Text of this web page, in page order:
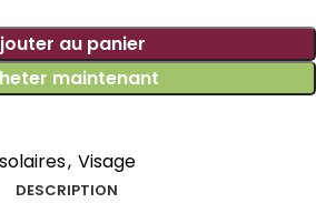
au panier
maintenant
, Visage
DESCRIPTION